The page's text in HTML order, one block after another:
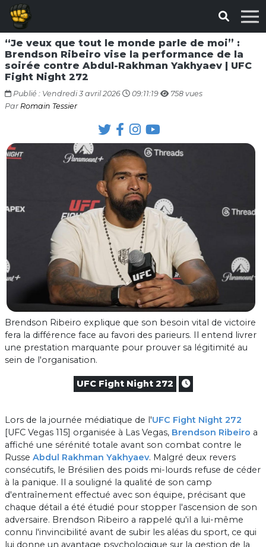
“Je veux que tout le monde parle de moi” :
Brendson Ribeiro vise la performance de la
soirée contre Abdul-Rakhman Yakhyaev | UFC
Fight Night 272
Publié : Vendredi 3 avril 2026 09:11:19
758 vues
Par Romain Tessier
Brendson Ribeiro explique que son besoin vital de victoire
fera la différence face au favori des parieurs. Il entend livrer
une prestation marquante pour prouver sa légitimité au
sein de l'organisation.
UFC Fight Night 272
Lors de la journée médiatique de l'UFC Fight Night 272
[UFC Vegas 115] organisée à Las Vegas, Brendson Ribeiro a
affiché une sérénité totale avant son combat contre le
Russe Abdul Rakhman Yakhyaev. Malgré deux revers
consécutifs, le Brésilien des poids mi-lourds refuse de céder
à la panique. Il a souligné la qualité de son camp
d'entraînement effectué avec son équipe, précisant que
chaque détail a été étudié pour stopper l'ascension de son
adversaire. Brendson Ribeiro a rappelé qu'il a lui-même
connu l'invincibilité avant de subir les aléas du sport, ce qui
lui donne un avantage psychologique sur la gestion de la